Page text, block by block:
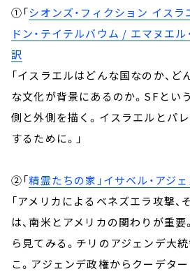
①「シオンズ・フィクション イスラ
ドン・テイテルバウム / エマヌエ
訳
「イスラエルはどんな国なのか、ど
な文化が背景にあるのか。SFとい
側と外側を描く。イスラエルとパ
するために。」
②「精霊たちの家」イサベル・アジ
「アメリカによるベネズエラ攻撃
は、南米とアメリカの関わりが重
ら見てみる。チリのアジェンデ大
こ。アジェンデ政権からクーデタ